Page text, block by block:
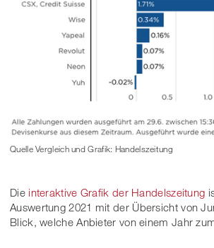
Quelle Vergleich und Grafik: Handelszeitung
Die interaktive Grafik der Handelszeitung
Auswertung 2021 mit der Übersicht von
Blick, welche Anbieter von einem Jahr